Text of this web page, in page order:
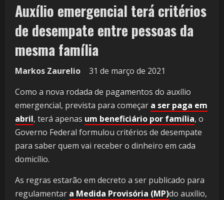
Auxílio emergencial terá critérios
de desempate entre pessoas da
mesma família
Markos Zaurelio
31 de março de 2021
Como a nova rodada de pagamentos do auxílio
emergencial, prevista para começar a ser paga em
abril, terá apenas um beneficiário por família, o
Governo Federal formulou critérios de desempate
para saber quem vai receber o dinheiro em cada
domicílio.
As regras estarão em decreto a ser publicado para
regulamentar a Medida Provisória (MP)do auxílio,